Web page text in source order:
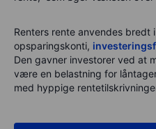
Renters rente anvendes bredt
opsparingskonti,
Den gavner investorer ved at
være en belastning for
med hyppige